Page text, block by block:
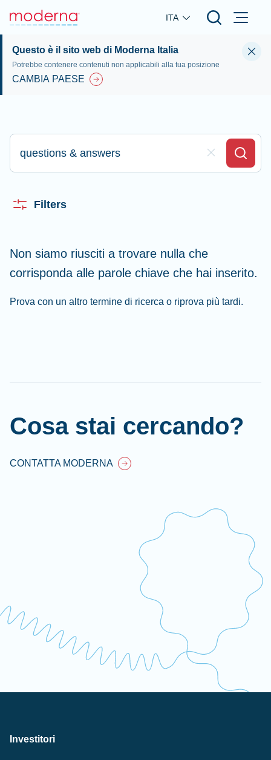
Skip to main content
ITA
Questo è il sito web di Moderna Italia
Potrebbe contenere contenuti non applicabili alla tua posizione
CAMBIA PAESE
Digita qui per effettuare la ricerca
Clear Field
Search
Filters
Non siamo riusciti a trovare nulla che
corrisponda alle parole chiave che hai inserito.
Prova con un altro termine di ricerca o riprova più tardi.
Cosa stai cercando?
CONTATTA MODERNA
Investitori